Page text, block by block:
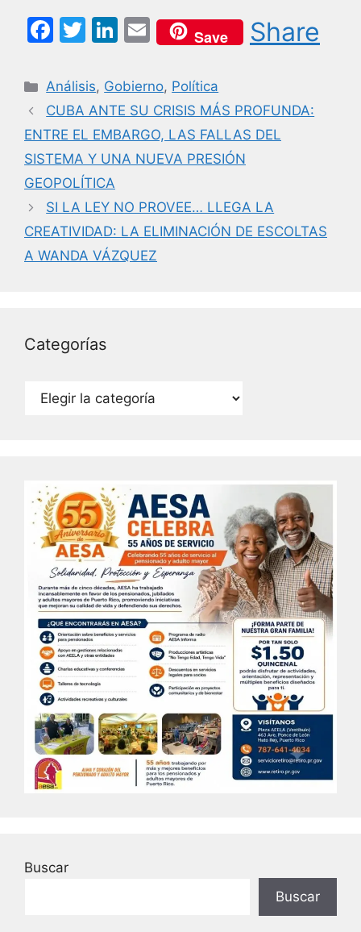
F
c
e
b
o
o
k
T
itt
er
Li
k
e
dI
n
E
m
ai
l
Save Share
Categorías
Análisis, Gobierno, Política
CUBA ANTE SU CRISIS MÁS PROFUNDA:
ENTRE EL EMBARGO, LAS FALLAS DEL
SISTEMA Y UNA NUEVA PRESIÓN
GEOPOLÍTICA
SI LA LEY NO PROVEE… LLEGA LA
CREATIVIDAD: LA ELIMINACIÓN DE ESCOLTAS
A WANDA VÁZQUEZ
Categorías
Categorías
Buscar
Buscar